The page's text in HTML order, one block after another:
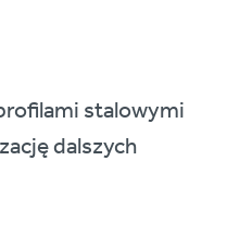
stalowymi
dalszych